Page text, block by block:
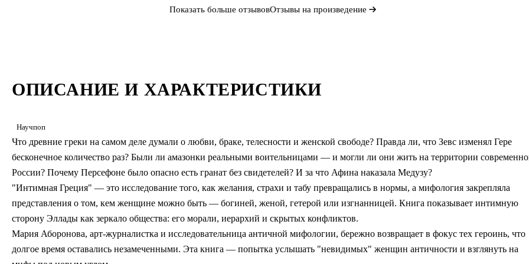
ОПИСАНИЕ И ХАРАКТЕРИСТИКИ
Научпоп
Что древние греки на самом деле думали о любви, браке, телесности и женской свободе? Правда ли, что Зевс изменял Гере
бесконечное количество раз? Были ли амазонки реальными воительницами — и могли ли они жить на территории
России? Почему Персефоне было опасно есть гранат без свидетелей? И за что Афина наказала Медузу?
"Интимная Греция" — это исследование того, как желания, страхи и табу превращались в нормы, а мифология закрепляла
представления о том, кем женщине можно быть — богиней, женой, гетерой или изгнанницей. Книга показывает интимную
сторону Эллады как зеркало общества: его морали, иерархий и скрытых конфликтов.
Мария Аборонова, арт-журналистка и исследовательница античной мифологии, бережно возвращает в фокус тех героинь, что
долгое время оставались незамеченными. Эта книга — попытка услышать "невидимых" женщин античности и взглянуть на
Показать больше отзывовОтзывы на произведение